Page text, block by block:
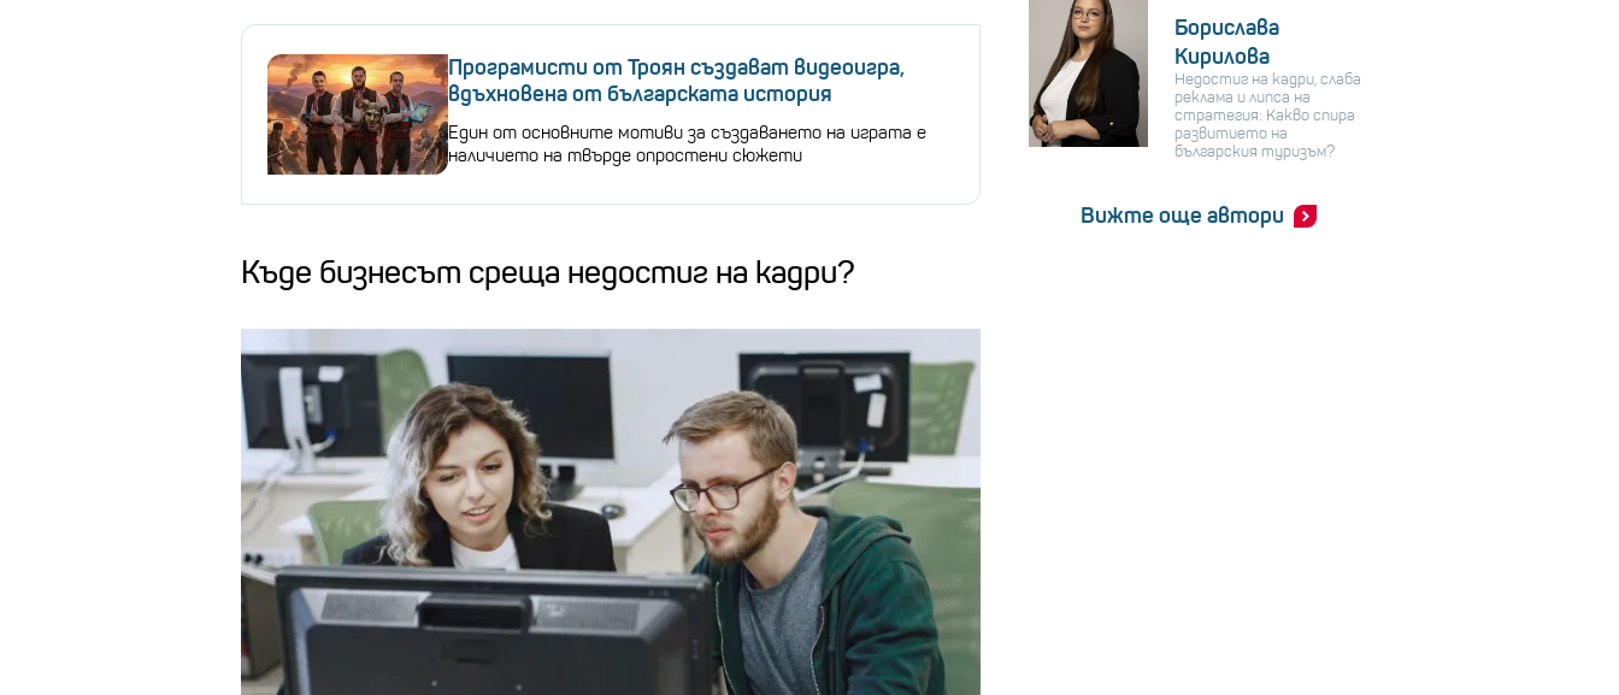
Програмисти от Троян създават видеоигра,
вдъхновена от българската история
Един от основните мотиви за създаването на играта е
наличието на твърде опростени сюжети
Къде бизнесът среща недостиг на кадри?
Борислава
Кирилова
Недостиг на кадри, слаба
реклама и липса на
стратегия: Какво спира
развитието на
българския туризъм?
Вижте още автори